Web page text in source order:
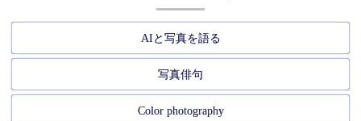
AIと写真を語る
写真俳句
Color photography